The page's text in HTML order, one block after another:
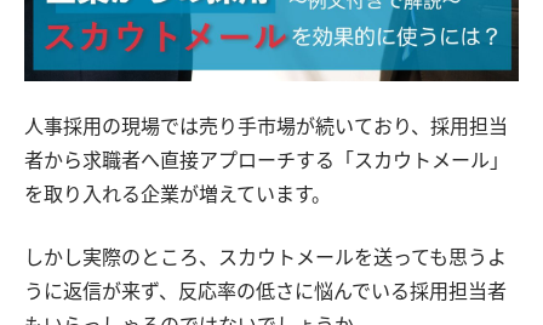
人事採用の現場では売り手市場が続いており、採用担当
者から求職者へ直接アプローチする「スカウトメール」
を取り入れる企業が増えています。
しかし実際のところ、スカウトメールを送っても思うよ
うに返信が来ず、反応率の低さに悩んでいる採用担当者